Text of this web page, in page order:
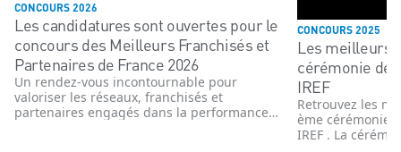
CONCOURS 2026
Les candidatures sont ouvertes pour le
concours des Meilleurs Franchisés et
Partenaires de France 2026
Un rendez-vous incontournable pour
valoriser les réseaux, franchisés et
partenaires engagés dans la performance
CONCOURS 2025
Les meilleurs
cérémonie de
IREF
Retrouvez les
ème cérémonie
IREF . La